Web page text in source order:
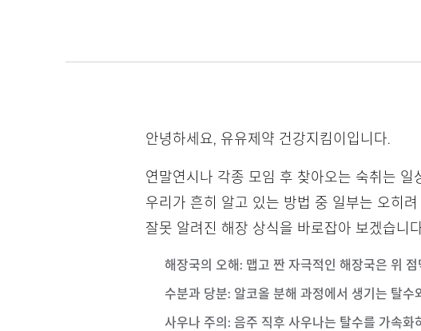
안녕하세요, 유유제약 건강지킴이입니다.
연말연시나 각종 모임 후 찾아오는 숙취는
우리가 흔히 알고 있는 방법 중 일부는 오히
잘못 알려진 해장 상식을 바로잡아 보겠습니
해장국의 오해 : 맵고 짠 자극적인 해장국은 위
수분과 당분: 알코올 분해 과정에서 생기는 탈
사우나 주의 : 음주 직후 사우나는 탈수를 가속